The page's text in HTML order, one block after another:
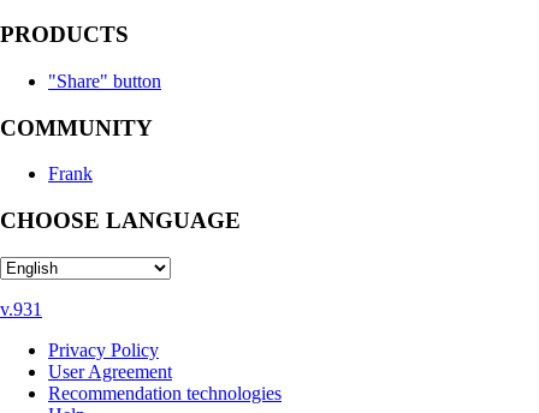
PRODUCTS
"Share" button
COMMUNITY
Frank
CHOOSE LANGUAGE
v.931
Privacy Policy
User Agreement
Recommendation technologies